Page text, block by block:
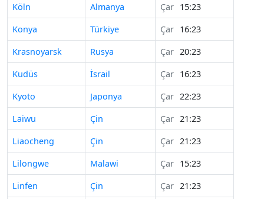
Köln
Almanya Çar 15:23
Konya
Türkiye Çar 16:23
Krasnoyarsk
Rusya Çar 20:23
Kudüs
İsrail Çar 16:23
Kyoto
Japonya Çar 22:23
Laiwu
Çin Çar 21:23
Liaocheng
Çin Çar 21:23
Lilongwe
Malawi Çar 15:23
Linfen
Çin Çar 21:23